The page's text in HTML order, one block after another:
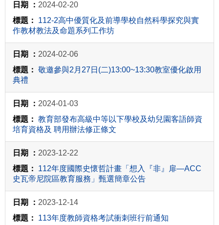
2024-02-20
112-2高中優質化及前導學校自然科學探究與實
作教材教法及命題系列工作坊
2024-02-06
敬邀參與2月27日(二)13:00~13:30教室優化啟用
典禮
2024-01-03
教育部發布高級中等以下學校及幼兒園客語師資
培育資格及 聘用辦法修正條文
2023-12-22
112年度國際史懷哲計畫「想入『非』扉—ACC
史瓦帝尼院區教育服務」甄選簡章公告
2023-12-14
113年度教師資格考試衝刺班行前通知